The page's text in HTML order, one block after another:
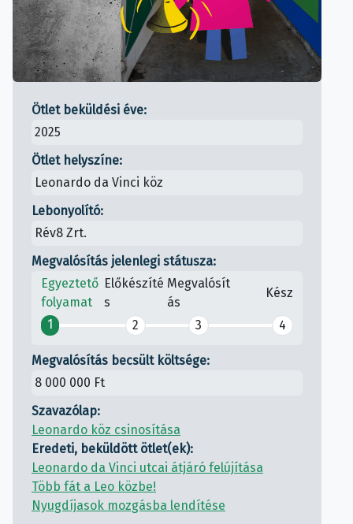
Ötlet beküldési éve:
2025
Ötlet helyszíne:
Leonardo da Vinci köz
Lebonyolító:
Rév8 Zrt.
Megvalósítás jelenlegi státusza:
Egyeztető
folyamat
Előkészíté
s
Megvalósít
ás
Kész
1 2 3 4
Megvalósítás becsült költsége:
8 000 000 Ft
Szavazólap:
Leonardo köz csinosítása
Eredeti, beküldött ötlet(ek):
Leonardo da Vinci utcai átjáró felújítása
Több fát a Leo közbe!
Nyugdíjasok mozgásba lendítése